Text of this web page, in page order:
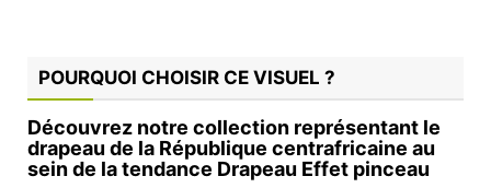
POURQUOI CHOISIR CE VISUEL ?
Découvrez notre collection représentant le
drapeau de la République centrafricaine au
sein de la tendance Drapeau Effet pinceau